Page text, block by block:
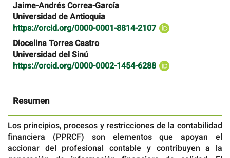
Jaime-Andrés Correa-García
Universidad de Antioquia
https://orcid.org/0000-0001-8814-2107
Diocelina Torres Castro
Universidad del Sinú
https://orcid.org/0000-0002-1454-6288
Resumen
Los principios, procesos y restricciones de la contabilidad
financiera (PPRCF) son elementos que apoyan el
accionar del profesional contable y contribuyen a la